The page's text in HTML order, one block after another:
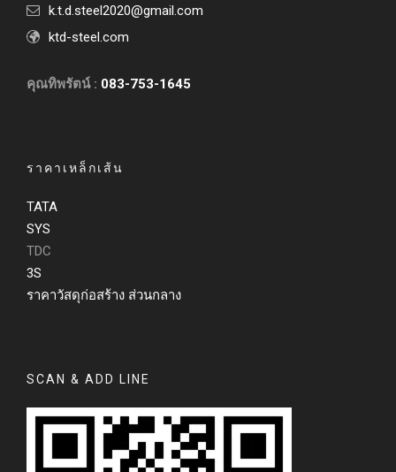
k.t.d.steel2020@gmail.com
ktd-steel.com
คุณทิพรัตน์ : 083-753-1645
ราคาเหล็กเส้น
TATA
SYS
TDC
3S
ราคาวัสดุก่อสร้าง ส่วนกลาง
SCAN & ADD LINE